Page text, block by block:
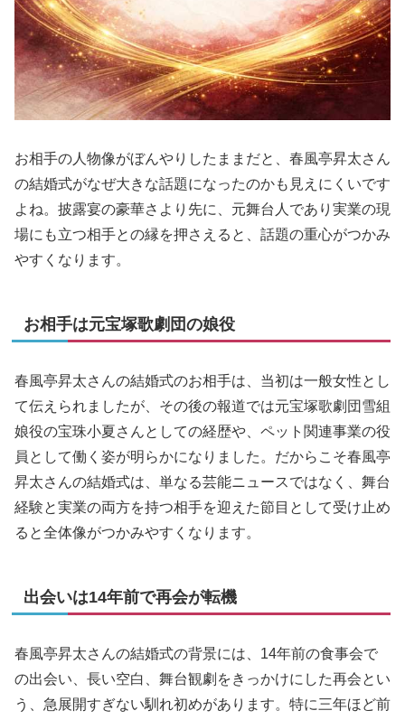
お相手の人物像がぼんやりしたままだと、春風亭昇太さん
の結婚式がなぜ大きな話題になったのかも見えにくいです
よね。披露宴の豪華さより先に、元舞台人であり実業の現
場にも立つ相手との縁を押さえると、話題の重心がつかみ
やすくなります。
お相手は元宝塚歌劇団の娘役
春風亭昇太さんの結婚式のお相手は、当初は一般女性とし
て伝えられましたが、その後の報道では元宝塚歌劇団雪組
娘役の宝珠小夏さんとしての経歴や、ペット関連事業の役
員として働く姿が明らかになりました。だからこそ春風亭
昇太さんの結婚式は、単なる芸能ニュースではなく、舞台
経験と実業の両方を持つ相手を迎えた節目として受け止め
ると全体像がつかみやすくなります。
出会いは14年前で再会が転機
春風亭昇太さんの結婚式の背景には、14年前の食事会で
の出会い、長い空白、舞台観劇をきっかけにした再会とい
う、急展開すぎない馴れ初めがあります。特に三年ほど前